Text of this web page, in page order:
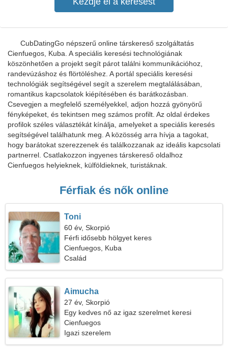
CubDatingGo népszerű online társkereső szolgáltatás
Cienfuegos, Kuba. A speciális keresési technológiának
köszönhetően a projekt segít párot találni kommunikációhoz,
randevúzáshoz és flörtöléshez. A portál speciális keresési
technológiák segítségével segít a szerelem megtalálásában,
romantikus kapcsolatok kiépítésében és barátkozásban.
Csevegjen a megfelelő személyekkel, adjon hozzá gyönyörű
fényképeket, és tekintsen meg számos profilt. Az oldal érdekes
profilok széles választékát kínálja, amelyeket a speciális keresés
segítségével találhatunk meg. A közösség arra hívja a tagokat,
hogy barátokat szerezzenek és találkozzanak az ideális kapcsolati
partnerrel. Csatlakozzon ingyenes társkereső oldalhoz
Cienfuegos helyieknek, külföldieknek, turistáknak.
Férfiak és nők online
Toni
60 év, Skorpió
Férfi idősebb hölgyet keres
Cienfuegos, Kuba
Család
Aimucha
27 év, Skorpió
Egy kedves nő az igaz szerelmet keresi
Cienfuegos
Igazi szerelem